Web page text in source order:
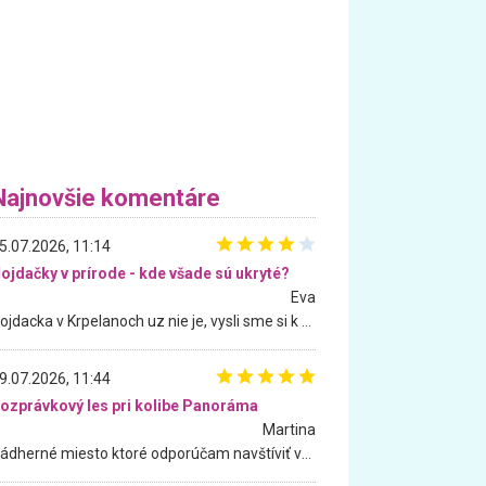
komentáre
11:14
v prírode - kde všade sú ukryté?
Eva
11:44
les pri kolibe Panoráma
Martina